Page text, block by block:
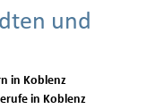
und
Jobs für Finanzen / Controlling / Steuern in Koblenz
Jobs für Bildung / Erziehung / Soziale Berufe in Koblenz